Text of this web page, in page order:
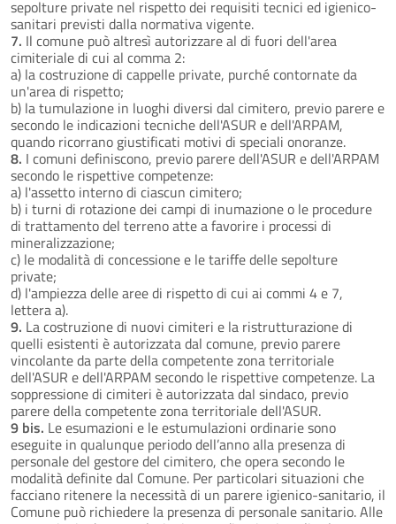
sepolture private nel rispetto dei requisiti tecnici ed igienico-
sanitari previsti dalla normativa vigente.
7. Il comune può altresì autorizzare al di fuori dell'area
cimiteriale di cui al comma 2:
a) la costruzione di cappelle private, purché contornate da
un'area di rispetto;
b) la tumulazione in luoghi diversi dal cimitero, previo parere e
secondo le indicazioni tecniche dell'ASUR e dell'ARPAM,
quando ricorrano giustificati motivi di speciali onoranze.
8. I comuni definiscono, previo parere dell'ASUR e dell'ARPAM
secondo le rispettive competenze:
a) l'assetto interno di ciascun cimitero;
b) i turni di rotazione dei campi di inumazione o le procedure
di trattamento del terreno atte a favorire i processi di
mineralizzazione;
c) le modalità di concessione e le tariffe delle sepolture
private;
d) l'ampiezza delle aree di rispetto di cui ai commi 4 e 7,
lettera a).
9. La costruzione di nuovi cimiteri e la ristrutturazione di
quelli esistenti è autorizzata dal comune, previo parere
vincolante da parte della competente zona territoriale
dell'ASUR e dell'ARPAM secondo le rispettive competenze. La
soppressione di cimiteri è autorizzata dal sindaco, previo
parere della competente zona territoriale dell'ASUR.
9 bis. Le esumazioni e le estumulazioni ordinarie sono
eseguite in qualunque periodo dell’anno alla presenza di
personale del gestore del cimitero, che opera secondo le
modalità definite dal Comune. Per particolari situazioni che
facciano ritenere la necessità di un parere igienico-sanitario, il
Comune può richiedere la presenza di personale sanitario. Alle